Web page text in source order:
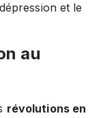
et le
au
révolutions en